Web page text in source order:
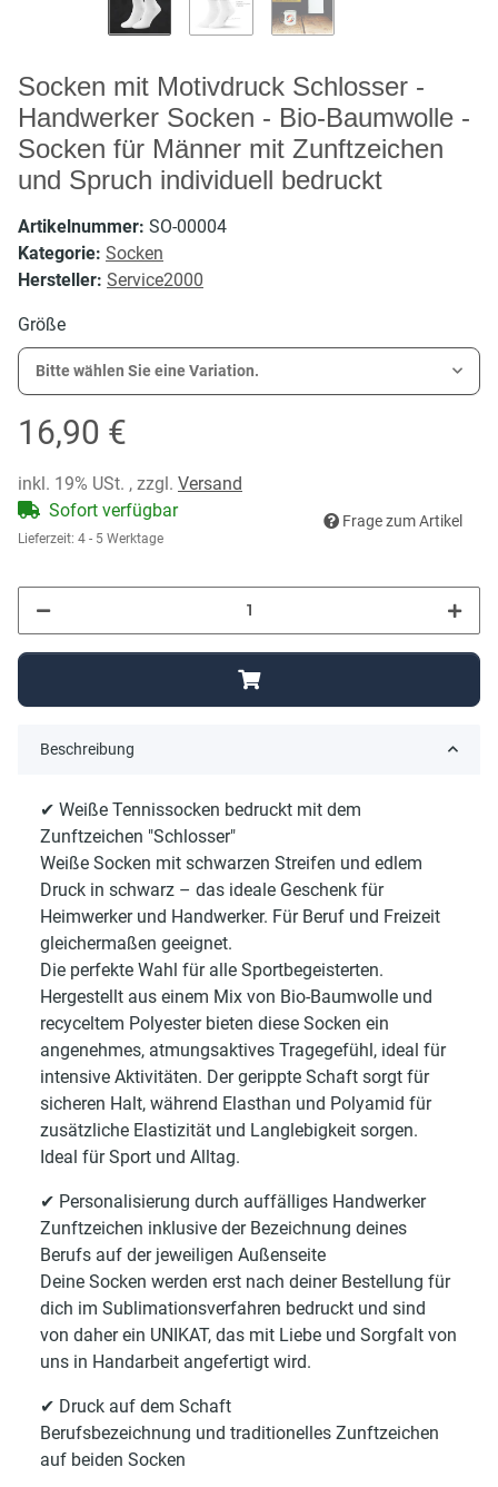
Socken mit Motivdruck Schlosser -
Handwerker Socken - Bio-Baumwolle -
Socken für Männer mit Zunftzeichen
und Spruch individuell bedruckt
Artikelnummer: SO-00004
Kategorie: Socken
Hersteller: Service2000
Größe
Bitte wählen Sie eine Variation.
16,90 €
inkl. 19% USt. , zzgl. Versand
Sofort verfügbar
Lieferzeit: 4 - 5 Werktage
Frage zum Artikel
Beschreibung
✔ Weiße Tennissocken bedruckt mit dem
Zunftzeichen "Schlosser"
Weiße Socken mit schwarzen Streifen und edlem
Druck in schwarz – das ideale Geschenk für
Heimwerker und Handwerker. Für Beruf und Freizeit
gleichermaßen geeignet.
Die perfekte Wahl für alle Sportbegeisterten.
Hergestellt aus einem Mix von Bio-Baumwolle und
recyceltem Polyester bieten diese Socken ein
angenehmes, atmungsaktives Tragegefühl, ideal für
intensive Aktivitäten. Der gerippte Schaft sorgt für
sicheren Halt, während Elasthan und Polyamid für
zusätzliche Elastizität und Langlebigkeit sorgen.
Ideal für Sport und Alltag.
✔ Personalisierung durch auffälliges Handwerker
Zunftzeichen inklusive der Bezeichnung deines
Berufs auf der jeweiligen Außenseite
Deine Socken werden erst nach deiner Bestellung für
dich im Sublimationsverfahren bedruckt und sind
von daher ein UNIKAT, das mit Liebe und Sorgfalt von
uns in Handarbeit angefertigt wird.
✔ Druck auf dem Schaft
Berufsbezeichnung und traditionelles Zunftzeichen
auf beiden Socken